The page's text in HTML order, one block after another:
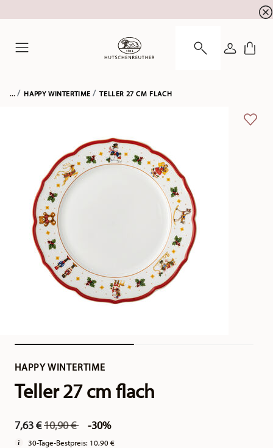
Summer SALE! Sichern Sie sich 5% EXTRA-
... HAPPY WINTERTIME TELLER 27 CM FLACH
HAPPY WINTERTIME
Teller 27 cm flach
7,63 €Price reduced from
10,90 €to -30%
30-Tage-Bestpreis: 10,90 €
ADD